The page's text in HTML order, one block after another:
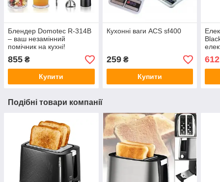
Блендер Domotec R-314В
– ваш незамінний
помічник на кухні!
Ідеальний для
подрібнення, змішування,
збивання та приготування
855 ₴
Купити
Кухонні ваги ACS sf400
259₴
Купити
612
Подібні товари компанії